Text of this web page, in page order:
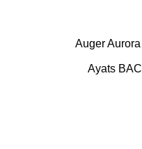
AugerAurora
Ayats BAC